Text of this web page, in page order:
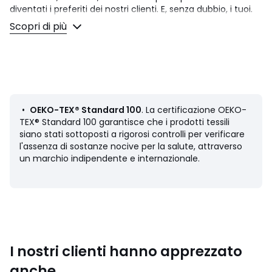
diventati i preferiti dei nostri clienti. E, senza dubbio, i tuoi.
Un design interno firmato Juliette Pagnoux :
evidenziato da uno sbieco nero, Palmeira crea
un'atmosfera esotica e grafica nella camera."
Il percalle di cotone offre una piacevole sensazione di
freschezza e leggerezza. La sua trama fitta lo rende
particolarmente morbido per un comfort eccezionale. Un
• 80 fili/cm²: più il numero dei fili/cm² é elevato, più il
tessuto é di qualità
Scopri di più
• OEKO-TEX® Standard 100. La certificazione OEKO-
TEX® Standard 100 garantisce che i prodotti tessili
siano stati sottoposti a rigorosi controlli per verificare
l'assenza di sostanze nocive per la salute, attraverso
un marchio indipendente e internazionale.
I nostri clienti hanno apprezzato